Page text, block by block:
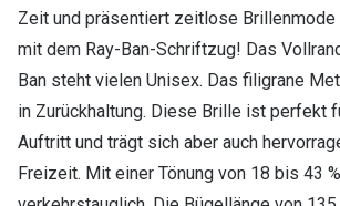
Zeit und präsentiert zeitlose Brillenmode
mit dem Ray-Ban-Schriftzug! Das
Ban steht vielen Unisex. Das filigrane
in Zurückhaltung. Diese Brille ist perfekt
Auftritt und trägt sich aber auch
Freizeit. Mit einer Tönung von 18 bis 43